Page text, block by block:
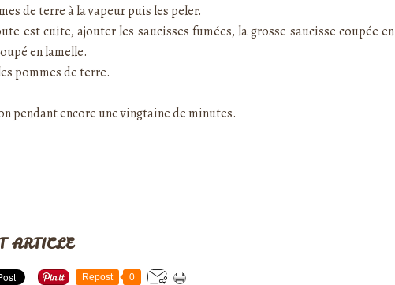
de terre à la vapeur puis les peler.
est cuite, ajouter les saucisses fumées, la grosse saucisse coupée en
en lamelle.
pommes de terre.
pendant encore une vingtaine de minutes.
ARTICLE
Repost 0